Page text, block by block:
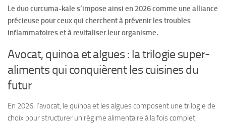
Le duo curcuma-kale s’impose ainsi en 2026 comme une alliance
précieuse pour ceux qui cherchent à prévenir les troubles
inflammatoires et à revitaliser leur organisme.
Avocat, quinoa et algues : la trilogie super-
aliments qui conquièrent les cuisines du
futur
En 2026, l’avocat, le quinoa et les algues composent une trilogie de
choix pour structurer un régime alimentaire à la fois complet,